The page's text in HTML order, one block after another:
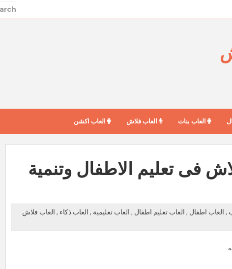
العاب بنات العاب فلاش العاب اكشن
فى تعليم الاطفال وتنمية
, العاب اطفال , العاب تعليم اطفال , العاب تعليمية , العاب ذكاء , العاب فلاش